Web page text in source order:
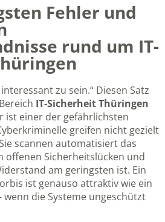
Fehler und
rund um IT-
zu sein.“ Diesen Satz
IT-Sicherheit Thüringen
ist einer der gefährlichsten
greifen nicht gezielt
scannen automatisiert das
offenen Sicherheitslücken und
am geringsten ist. Ein
ist genauso attraktiv wie ein
die Systeme ungeschützt